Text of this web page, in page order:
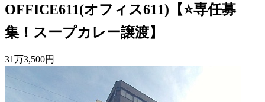
OFFICE611(オフィス611)【⭐専任募
集！スープカレー譲渡】
31万3,500円